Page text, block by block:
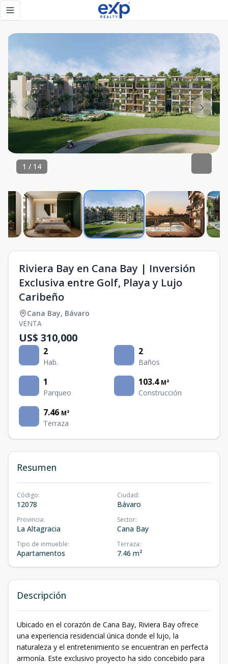
Toggle navigation menu
1 / 14
Riviera Bay en Cana Bay | Inversión
Exclusiva entre Golf, Playa y Lujo
Caribeño
Cana Bay, Bávaro
VENTA
US$ 310,000
2
Hab.
2
Baños
1
Parqueo
103.4 M²
Construcción
7.46 M²
Terraza
Resumen
Código:
12078
Ciudad:
Bávaro
Provincia:
La Altagracia
Sector:
Cana Bay
Tipo de inmueble:
Apartamentos
Terraza:
7.46 m²
Descripción
Ubicado en el corazón de Cana Bay, Riviera Bay ofrece
una experiencia residencial única donde el lujo, la
naturaleza y el entretenimiento se encuentran en perfecta
armonía. Este exclusivo proyecto ha sido concebido para
Riviera Bay en Cana Bay | Inversión Exclusiva entre Golf,